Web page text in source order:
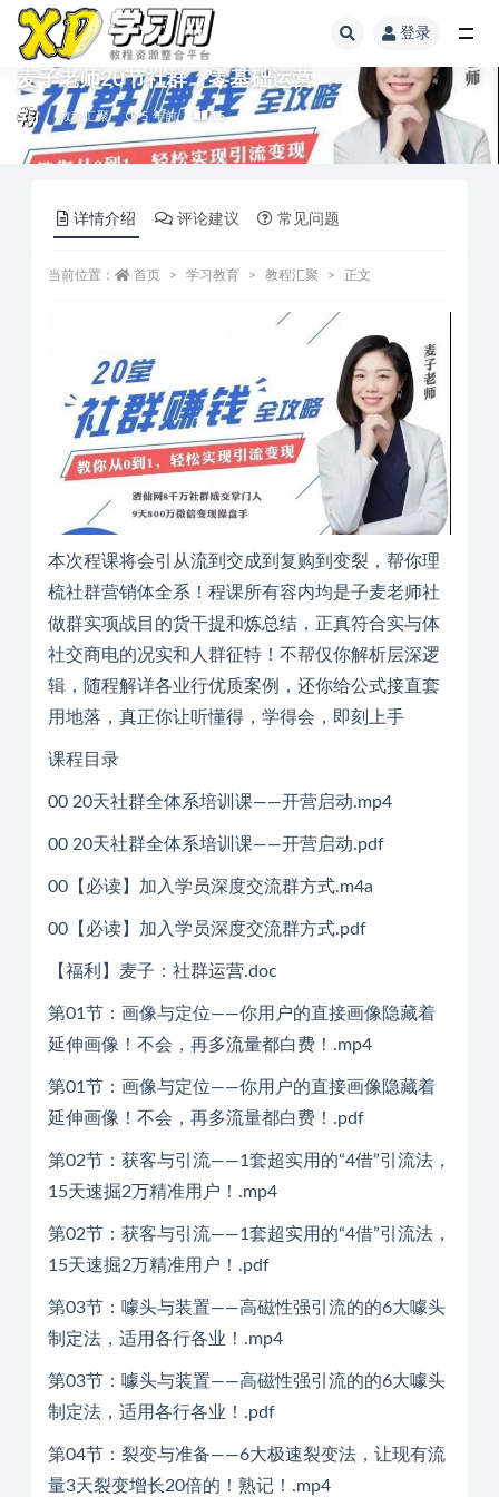
登录
麦子老师20节社群，零基础运营
教程汇聚 5 年前 15
详情介绍 评论建议 常见问题
当前位置： 首页 学习教育 教程汇聚 正文
本次程课‬将会引从‬流到交成‬到复购到变裂‬，帮你理
梳‬社群营销体全‬系！程课‬所有容内‬均是子麦‬老师社
做‬群实项战‬目的货干‬提和炼‬总结，正真‬符合实与体‬
社交商电‬的况实‬和人群征特‬！不帮仅‬你解析层深‬逻
辑，随程解详‬各业行‬优质案例，还你给‬公式接直‬套
用地落‬，真正你让‬听懂得‬，学得会，即刻上手
课程目录
00 20天社群全体系培训课——开营启动.mp4
00 20天社群全体系培训课——开营启动.pdf
00【必读】加入学员深度交流群方式.m4a
00【必读】加入学员深度交流群方式.pdf
【福利】麦子：社群运营.doc
第01节：画像与定位——你用户的直接画像隐藏着
延伸画像！不会，再多流量都白费！.mp4
第01节：画像与定位——你用户的直接画像隐藏着
延伸画像！不会，再多流量都白费！.pdf
第02节：获客与引流——1套超实用的“4借”引流法，
15天速掘2万精准用户！.mp4
第02节：获客与引流——1套超实用的“4借”引流法，
15天速掘2万精准用户！.pdf
第03节：噱头与装置——高磁性强引流的的6大噱头
制定法，适用各行各业！.mp4
第03节：噱头与装置——高磁性强引流的的6大噱头
制定法，适用各行各业！.pdf
第04节：裂变与准备——6大极速裂变法，让现有流
量3天裂变增长20倍的！熟记！.mp4